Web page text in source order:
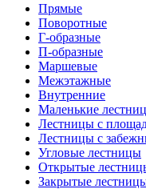
Прямые
Поворотные
Г-образные
П-образные
Маршевые
Межэтажные
Внутренние
Маленькие
Лестницы с
Лестницы с
Угловые лестницы
Открытые
Закрытые